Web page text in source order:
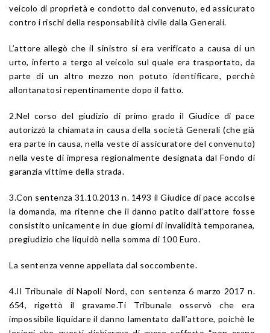
veicolo di proprietà e condotto dal convenuto, ed assicurato
contro i rischi della responsabilità civile dalla Generali.
L’attore allegò che il sinistro si era verificato a causa di un
urto, inferto a tergo al veicolo sul quale era trasportato, da
parte di un altro mezzo non potuto identificare, perchè
allontanatosi repentinamente dopo il fatto.
2.Nel corso del giudizio di primo grado il Giudice di pace
autorizzò la chiamata in causa della società Generali (che già
era parte in causa, nella veste di assicuratore del convenuto)
nella veste di impresa regionalmente designata dal Fondo di
garanzia vittime della strada.
3.Con sentenza 31.10.2013 n. 1493 il Giudice di pace accolse
la domanda, ma ritenne che il danno patito dall’attore fosse
consistito unicamente in due giorni di invalidità temporanea,
pregiudizio che liquidò nella somma di 100 Euro.
La sentenza venne appellata dal soccombente.
4.Il Tribunale di Napoli Nord, con sentenza 6 marzo 2017 n.
654, rigettò il gravame.Ti Tribunale osservò che era
impossibile liquidare il danno lamentato dall’attore, poichè le